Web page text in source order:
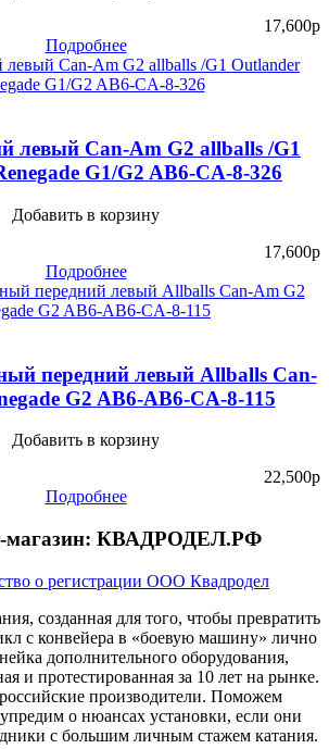
17,600p
Подробнее
левый Can-Am G2 allballs /G1
G1/G2 AB6-CA-8-326
Добавить в корзину
17,600p
Подробнее
передний левый Allballs Can-
G2 AB6-AB6-CA-8-115
Добавить в корзину
22,500p
Подробнее
магазин: КВАДРОДЕЛ.РФ
созданная для того, чтобы превратить
с конвейера в «боевую машину» лично
дополнительного оборудования,
и протестированная за 10 лет на рынке.
производители. Поможем
о нюансах установки, если они
с большим личным стажем катания.